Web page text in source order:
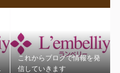
これからブログで情報を発
信していきます